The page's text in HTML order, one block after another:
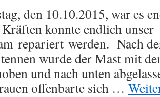
den 10.10.2015, war es
konnte endlich unser
repariert werden. Nach
wurde der Mast mit
und nach unten
offenbarte sich …